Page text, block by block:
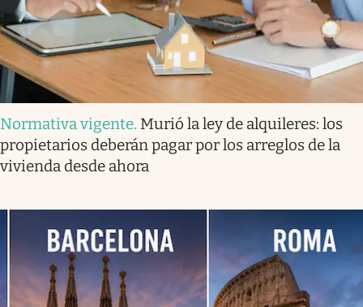
Normativa vigente. Murió la ley de alquileres: los
propietarios deberán pagar por los arreglos de la
vivienda desde ahora